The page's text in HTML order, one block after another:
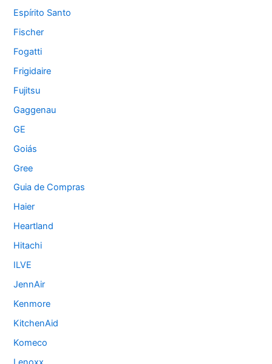
Espírito Santo
Fischer
Fogatti
Frigidaire
Fujitsu
Gaggenau
GE
Goiás
Gree
Guia de Compras
Haier
Heartland
Hitachi
ILVE
JennAir
Kenmore
KitchenAid
Komeco